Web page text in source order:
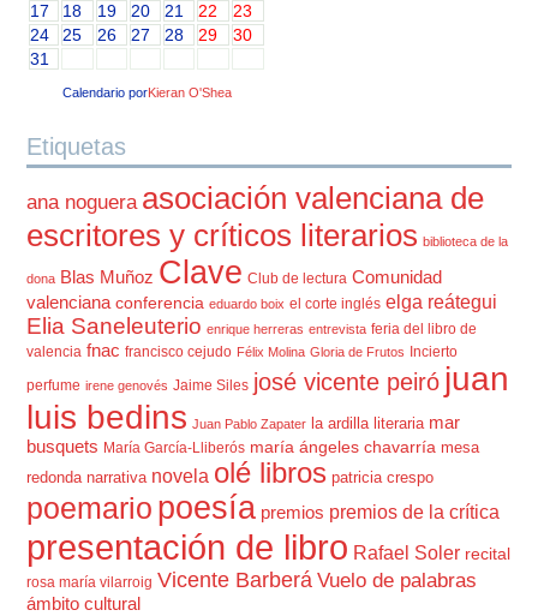
17
18 19 20 21 22
23
24
25 26 27 28 29
30
31
Calendario porKieran O'Shea
Etiquetas
ana noguera asociación valenciana de
escritores y críticos literarios biblioteca de la
dona Blas Muñoz Clave Club de lectura Comunidad
valenciana conferencia eduardo boix el corte inglés elga reátegui
Elia Saneleuterio enrique herreras entrevista feria del libro de
valencia fnac francisco cejudo Félix Molina Gloria de Frutos
Incierto
perfume irene genovés Jaime Siles josé vicente peiró juan
luis bedins Juan Pablo Zapater la ardilla literaria mar
busquets María García-Lliberós maría ángeles chavarría mesa
redonda narrativa novela olé libros patricia crespo
poemario poesía premios premios de la crítica
presentación de libro Rafael Soler recital
rosa maría vilarroig Vicente Barberá Vuelo de palabras
ámbito cultural